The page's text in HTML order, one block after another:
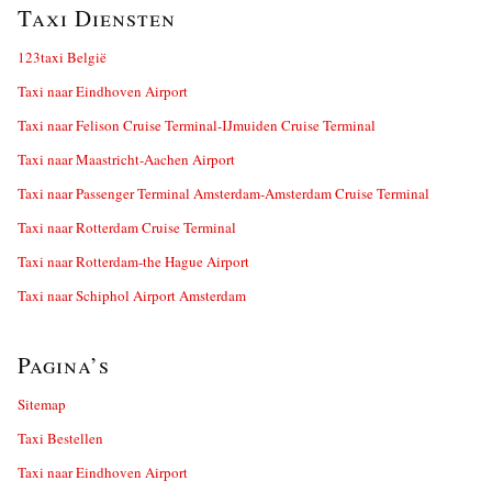
Taxi Diensten
123taxi België
Taxi naar Eindhoven Airport
Taxi naar Felison Cruise Terminal-IJmuiden Cruise Terminal
Taxi naar Maastricht-Aachen Airport
Taxi naar Passenger Terminal Amsterdam-Amsterdam Cruise Terminal
Taxi naar Rotterdam Cruise Terminal
Taxi naar Rotterdam-the Hague Airport
Taxi naar Schiphol Airport Amsterdam
Pagina’s
Sitemap
Taxi Bestellen
Taxi naar Eindhoven Airport